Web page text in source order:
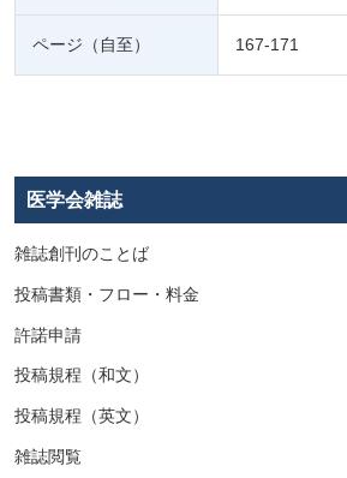
ページ（自至） 167-171
医学会雑誌
雑誌創刊のことば
投稿書類・フロー・料金
許諾申請
投稿規程（和文）
投稿規程（英文）
雑誌閲覧